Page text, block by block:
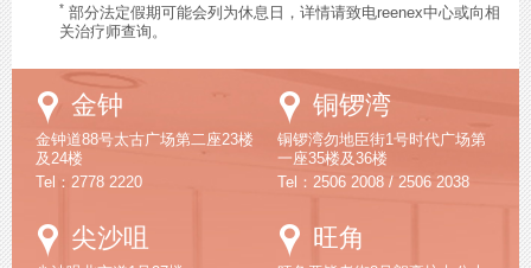
* 部分法定假期可能会列为休息日，详情请致电reenex中心或向相
关治疗师查询。
Google
Maps
金钟
金钟道88号太古广场第二座23楼
及24楼
Tel：2778 2220
Google
Maps
铜锣湾
铜锣湾勿地臣街1号时代广场第
一座35楼及36楼
Tel：2506 2008 / 2506 2038
Google
Maps
尖沙咀
Google
Maps
旺角